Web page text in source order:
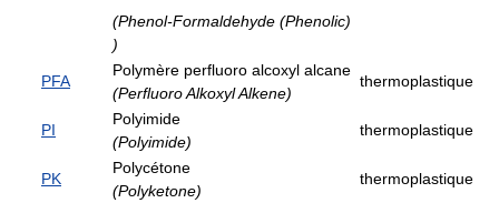
(Phenol-Formaldehyde (Phenolic)
)
PFA
Polymère perfluoro alcoxyl alcane
(Perfluoro Alkoxyl Alkene)
thermoplastique
PI
Polyimide
(Polyimide)
thermoplastique
PK
Polycétone
(Polyketone)
thermoplastique